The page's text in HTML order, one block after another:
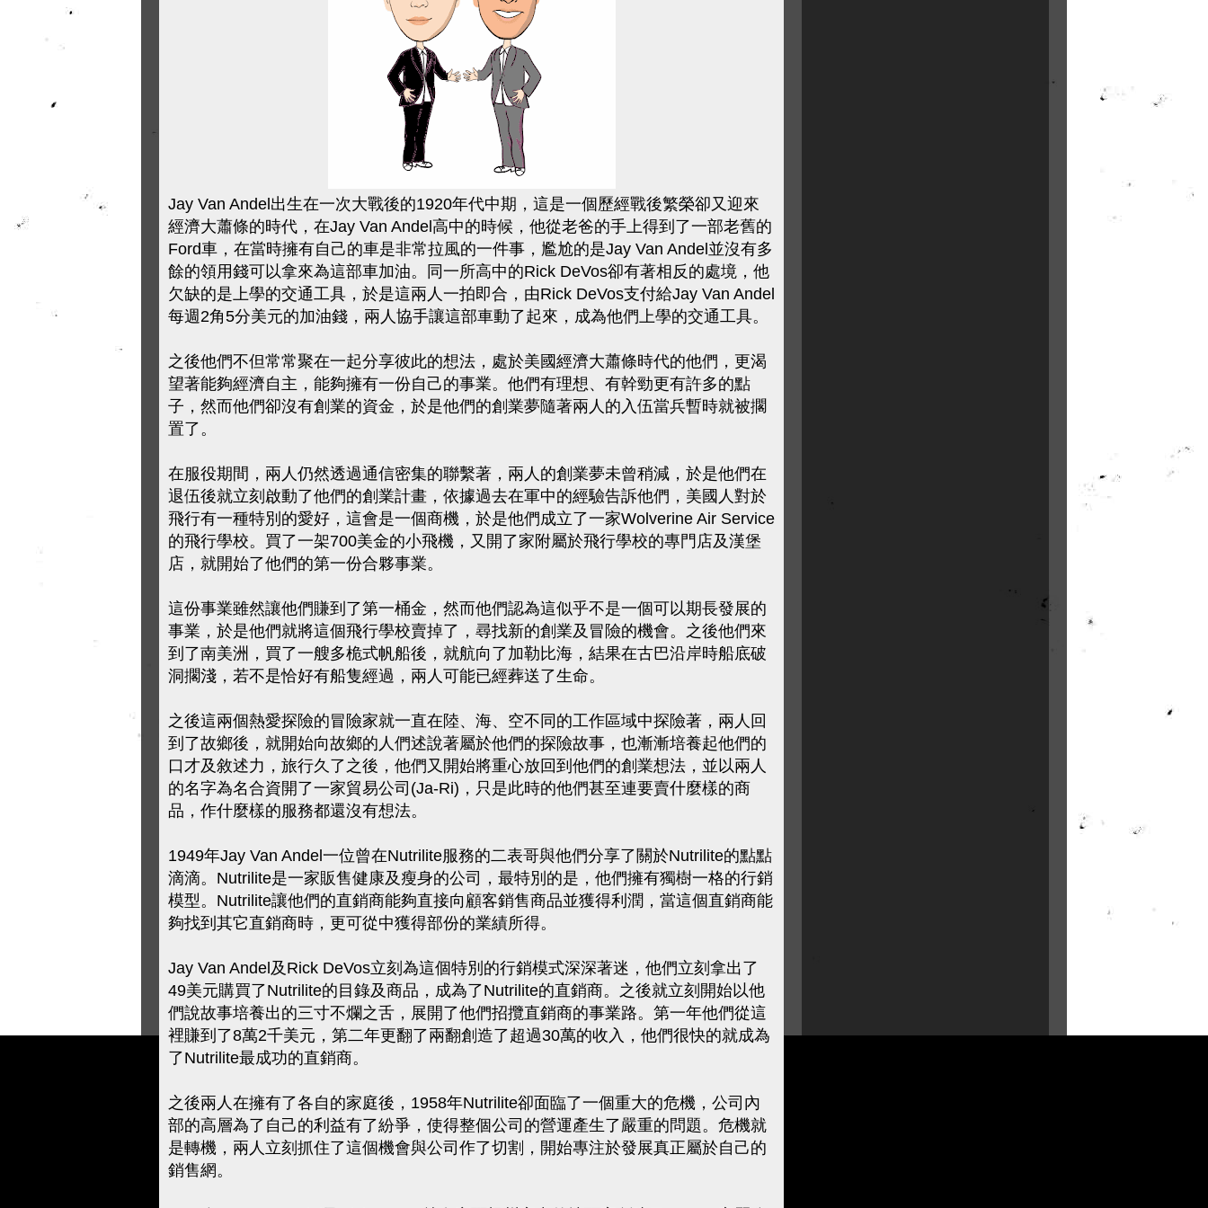
Jay Van Andel出生在一次大戰後的1920年代中期，這是一個歷經戰後繁榮卻又迎來
經濟大蕭條的時代，在Jay Van Andel高中的時候，他從老爸的手上得到了一部老舊的
Ford車，在當時擁有自己的車是非常拉風的一件事，尷尬的是Jay Van Andel並沒有多
餘的領用錢可以拿來為這部車加油。同一所高中的Rick DeVos卻有著相反的處境，他
欠缺的是上學的交通工具，於是這兩人一拍即合，由Rick DeVos支付給Jay Van Andel
每週2角5分美元的加油錢，兩人協手讓這部車動了起來，成為他們上學的交通工具。
之後他們不但常常聚在一起分享彼此的想法，處於美國經濟大蕭條時代的他們，更渴
望著能夠經濟自主，能夠擁有一份自己的事業。他們有理想、有幹勁更有許多的點
子，然而他們卻沒有創業的資金，於是他們的創業夢隨著兩人的入伍當兵暫時就被擱
置了。
在服役期間，兩人仍然透過通信密集的聯繫著，兩人的創業夢未曾稍減，於是他們在
退伍後就立刻啟動了他們的創業計畫，依據過去在軍中的經驗告訴他們，美國人對於
飛行有一種特別的愛好，這會是一個商機，於是他們成立了一家Wolverine Air Service
的飛行學校。買了一架700美金的小飛機，又開了家附屬於飛行學校的專門店及漢堡
店，就開始了他們的第一份合夥事業。
這份事業雖然讓他們賺到了第一桶金，然而他們認為這似乎不是一個可以期長發展的
事業，於是他們就將這個飛行學校賣掉了，尋找新的創業及冒險的機會。之後他們來
到了南美洲，買了一艘多桅式帆船後，就航向了加勒比海，結果在古巴沿岸時船底破
洞擱淺，若不是恰好有船隻經過，兩人可能已經葬送了生命。
之後這兩個熱愛探險的冒險家就一直在陸、海、空不同的工作區域中探險著，兩人回
到了故鄉後，就開始向故鄉的人們述說著屬於他們的探險故事，也漸漸培養起他們的
口才及敘述力，旅行久了之後，他們又開始將重心放回到他們的創業想法，並以兩人
的名字為名合資開了一家貿易公司(Ja-Ri)，只是此時的他們甚至連要賣什麼樣的商
品，作什麼樣的服務都還沒有想法。
1949年Jay Van Andel一位曾在Nutrilite服務的二表哥與他們分享了關於Nutrilite的點點
滴滴。Nutrilite是一家販售健康及瘦身的公司，最特別的是，他們擁有獨樹一格的行銷
模型。Nutrilite讓他們的直銷商能夠直接向顧客銷售商品並獲得利潤，當這個直銷商能
夠找到其它直銷商時，更可從中獲得部份的業績所得。
Jay Van Andel及Rick DeVos立刻為這個特別的行銷模式深深著迷，他們立刻拿出了
49美元購買了Nutrilite的目錄及商品，成為了Nutrilite的直銷商。之後就立刻開始以他
們說故事培養出的三寸不爛之舌，展開了他們招攬直銷商的事業路。第一年他們從這
裡賺到了8萬2千美元，第二年更翻了兩翻創造了超過30萬的收入，他們很快的就成為
了Nutrilite最成功的直銷商。
之後兩人在擁有了各自的家庭後，1958年Nutrilite卻面臨了一個重大的危機，公司內
部的高層為了自己的利益有了紛爭，使得整個公司的營運產生了嚴重的問題。危機就
是轉機，兩人立刻抓住了這個機會與公司作了切割，開始專注於發展真正屬於自己的
銷售網。